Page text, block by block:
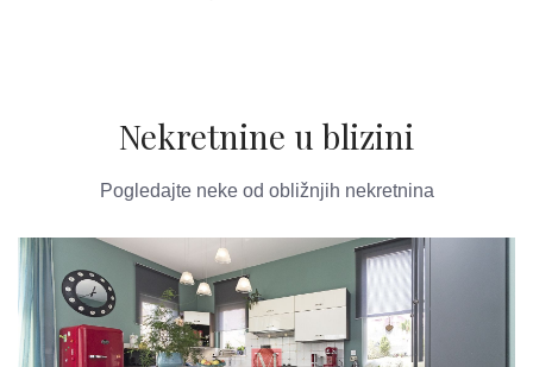
Nekretnine u blizini
Pogledajte neke od obližnjih nekretnina